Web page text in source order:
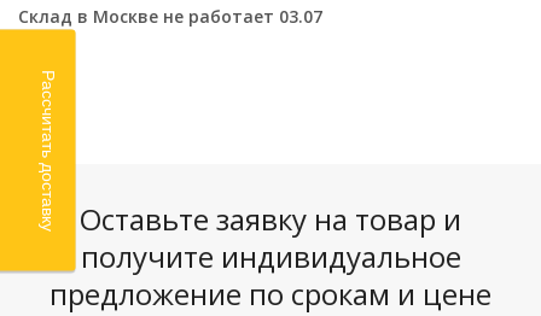
Склад в Москве не работает 03.07
Оставьте заявку на товар и
получите индивидуальное
предложение по срокам и цене
Рассчитать доставку